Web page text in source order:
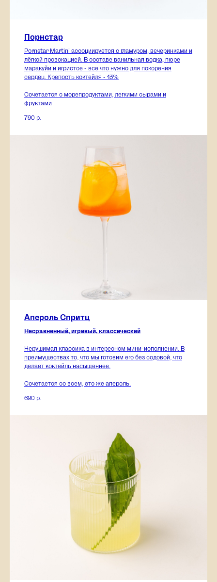
Порнстар
Pornstar Martini ассоциируется с гламуром, вечеринками и
лёгкой провокацией. В составе ванильная водка, пюре
маракуйи и игристое - все что нужно для покорения
сердец. Крепость коктейля - 13%
Сочетается с морепродуктами, легкими сырами и
фруктами
790 р.
Апероль Спритц
Несравненный, игривый, классический
Нерушимая классика в интересном мини-исполнении. В
преимуществах то, что мы готовим его без содовой, что
делает коктейль насыщеннее.
Сочетается со всем, это же апероль.
690 р.